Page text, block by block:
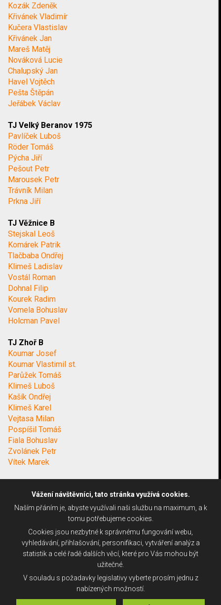
Kozák Zdeněk
Křivánek Vladimír
Kučera Vlastislav
Křivánek Jan
Mareš Matěj
Nováková Lucie
Chalupský Jan
Havel Vojtěch
Pešta Štěpán
Jeřábek Václav
TJ Velký Beranov 1975
Pavlíček Luboš
Röder Tomáš
Pýcha Jiří
Pešout Petr
Marousek Petr
Trávník Milan
Prkna Jiří
TJ Věžnice B
Stejskal Leoš
Komárek Patrik
Tlačbaba Ondřej
Klimeš Ladislav
Vostál Roman
Dohnal Filip
Kourek Radim
Vomela Bohuslav
Holcman Pavel
TJ Zhoř B
Koumar Josef
Koumar Vlastimil st.
Parůžek Tomáš
Klimeš Luboš
Kašík Ondřej
Klimeš Karel
Vejtasa Milan
Pospíšil Tomáš
Fiala Bohuslav
Zvolánek Petr
Vítek Marek
Vážení návštěvníci, tato stránka využívá cookies.
Naším přáním je, abyste využívali naši službu na maximum, a k
tomu potřebujeme cookies.
Cookies jsou nezbytné k správnému fungování webu,
vyhledávání, přihlašování, personifikaci, vytváření analýz a
statistik a celé řadě dalších věcí, které pro Vás mohou být
užitečné.
V souladu s požadavky legislativy vyberte prosím jednu z
nabízených možností.